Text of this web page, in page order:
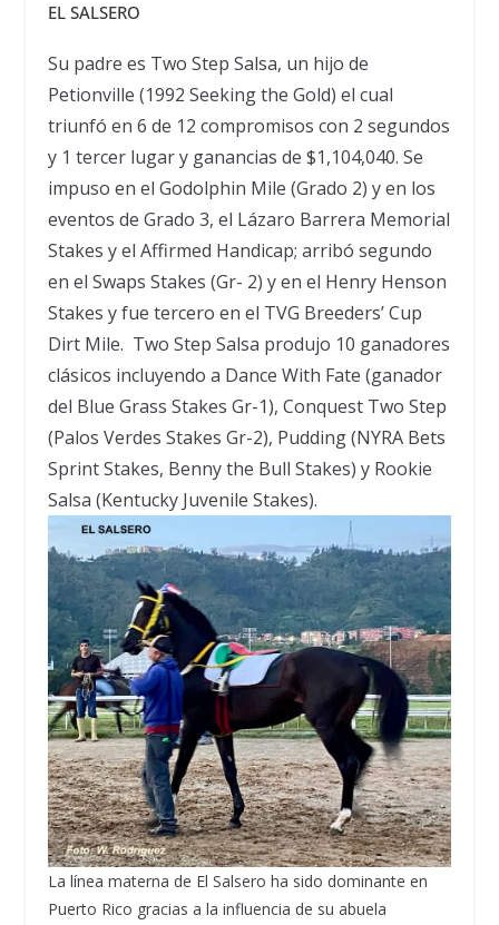
EL SALSERO
Su padre es Two Step Salsa, un hijo de
Petionville (1992 Seeking the Gold) el cual
triunfó en 6 de 12 compromisos con 2 segundos
y 1 tercer lugar y ganancias de $1,104,040. Se
impuso en el Godolphin Mile (Grado 2) y en los
eventos de Grado 3, el Lázaro Barrera Memorial
Stakes y el Affirmed Handicap; arribó segundo
en el Swaps Stakes (Gr- 2) y en el Henry Henson
Stakes y fue tercero en el TVG Breeders’Cup
Dirt Mile. Two Step Salsa produjo 10 ganadores
clásicos incluyendo a Dance With Fate (ganador
del Blue Grass Stakes Gr-1), Conquest Two Step
(Palos Verdes Stakes Gr-2), Pudding (NYRA Bets
Sprint Stakes, Benny the Bull Stakes) y Rookie
Salsa (Kentucky Juvenile Stakes).
La línea materna de El Salsero ha sido dominante en
Puerto Rico gracias a la influencia de su abuela